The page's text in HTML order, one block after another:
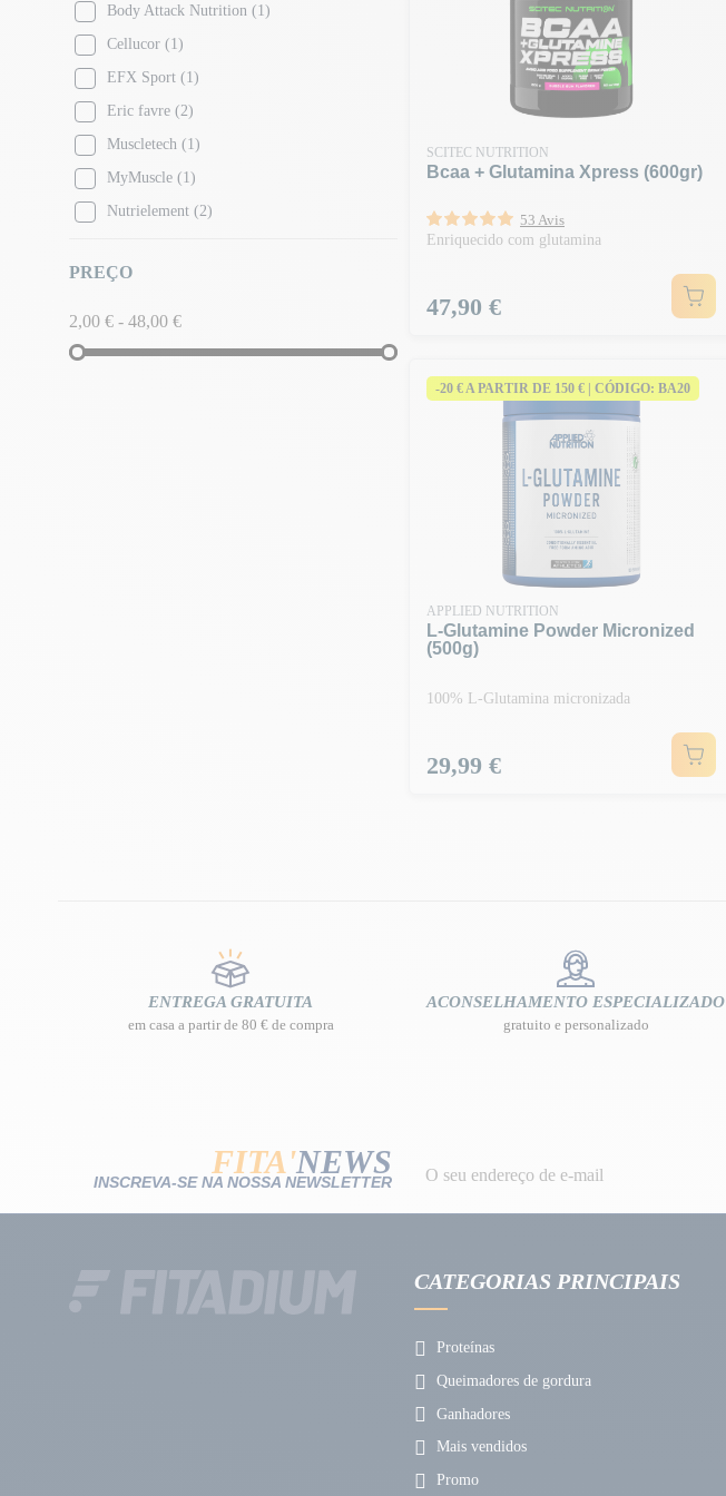
Body Attack Nutrition (1)
Cellucor (1)
EFX Sport (1)
Eric favre (2)
Muscletech (1)
MyMuscle (1)
Nutrielement (2)
Optimum Nutrition
Pharmapure
Scitec Nutrition(5)
PREÇO
2,00 € - 48,00 €
SCITEC NUTRITION
Bcaa + Glutamina Xpress (600gr)
53 Avis
Enriquecido com glutamina
Preço
47,90 €
-20 € A PARTIR DE 150 € | CÓDIGO: BA20
APPLIED NUTRITION
L-Glutamine Powder Micronized
(500g)
100% L-Glutamina micronizada
Preço
29,99 €
ENTREGA GRATUITA
em casa a partir de 80 € de compra
ACONSELHAMENTO ESPECIALIZADO
gratuito e personalizado
FITA'NEWS
INSCREVA-SE NA NOSSA NEWSLETTER
CATEGORIAS PRINCIPAIS
Proteínas
Queimadores de gordura
Ganhadores
Mais vendidos
Promo